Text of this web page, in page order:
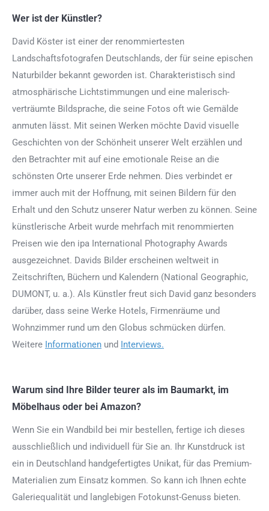
Wer ist der Künstler?
David Köster ist einer der renommiertesten
Landschaftsfotografen Deutschlands, der für seine epischen
Naturbilder bekannt geworden ist. Charakteristisch sind
atmosphärische Lichtstimmungen und eine malerisch-
verträumte Bildsprache, die seine Fotos oft wie Gemälde
anmuten lässt. Mit seinen Werken möchte David visuelle
Geschichten von der Schönheit unserer Welt erzählen und
den Betrachter mit auf eine emotionale Reise an die
schönsten Orte unserer Erde nehmen. Dies verbindet er
immer auch mit der Hoffnung, mit seinen Bildern für den
Erhalt und den Schutz unserer Natur werben zu können. Seine
künstlerische Arbeit wurde mehrfach mit renommierten
Preisen wie den ipa International Photography Awards
ausgezeichnet. Davids Bilder erscheinen weltweit in
Zeitschriften, Büchern und Kalendern (National Geographic,
DUMONT, u. a.). Als Künstler freut sich David ganz besonders
darüber, dass seine Werke Hotels, Firmenräume und
Wohnzimmer rund um den Globus schmücken dürfen.
Weitere Informationen und Interviews.
Warum sind Ihre Bilder teurer als im Baumarkt, im
Möbelhaus oder bei Amazon?
Wenn Sie ein Wandbild bei mir bestellen, fertige ich dieses
ausschließlich und individuell für Sie an. Ihr Kunstdruck ist
ein in Deutschland handgefertigtes Unikat, für das Premium-
Materialien zum Einsatz kommen. So kann ich Ihnen echte
Galeriequalität und langlebigen Fotokunst-Genuss bieten.